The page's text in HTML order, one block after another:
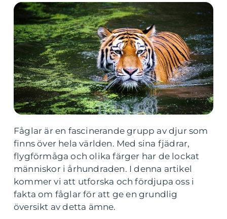
Fåglar är en fascinerande grupp av djur som
finns över hela världen. Med sina fjädrar,
flygförmåga och olika färger har de lockat
människor i århundraden. I denna artikel
kommer vi att utforska och fördjupa oss i
fakta om fåglar för att ge en grundlig
översikt av detta ämne.